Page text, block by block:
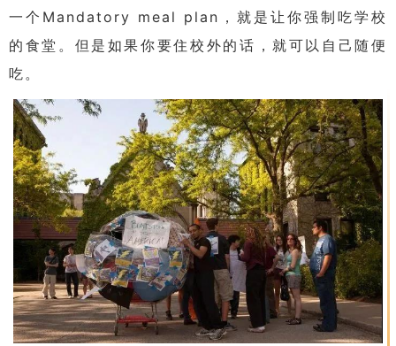
一个Mandatory meal plan，就是让你强制吃学校
的食堂。但是如果你要住校外的话，就可以自己随便
吃。